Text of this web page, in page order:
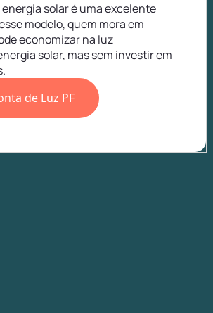
solar é uma excelente
modelo, quem mora em
economizar na luz
solar, mas sem investir em
de Luz PF